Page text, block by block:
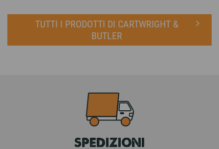
TUTTI I PRODOTTI DI CARTWRIGHT &
BUTLER
SPEDIZIONI